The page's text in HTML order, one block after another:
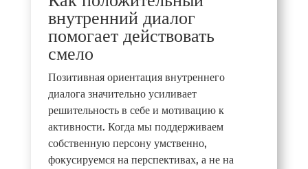
внутренний диалог
помогает действовать
смело
Позитивная ориентация внутреннего
диалога значительно усиливает
решительность в себе и мотивацию к
активности. Когда мы поддерживаем
собственную персону умственно,
фокусируемся на перспективах, а не на